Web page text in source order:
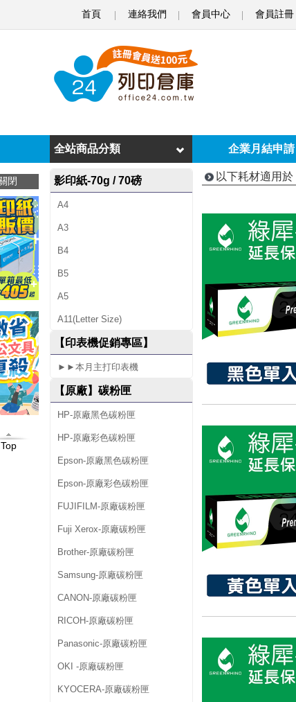
首頁 連絡我們 會員中心 會員註冊
閉
Top
n
n
i
m
a
g
N
E
R
A
D
V
A
N
C
E
D
X
C
5
8
7
0
企業月結申請
全站商品分類
影印紙-70g / 70磅
A4
A3
B4
B5
A5
A11(Letter Size)
【印表機促銷專區】
►►本月主打印表機
【原廠】碳粉匣
HP-原廠黑色碳粉匣
HP-原廠彩色碳粉匣
Epson-原廠黑色碳粉匣
Epson-原廠彩色碳粉匣
FUJIFILM-原廠碳粉匣
Fuji Xerox-原廠碳粉匣
Brother-原廠碳粉匣
Samsung-原廠碳粉匣
CANON-原廠碳粉匣
RICOH-原廠碳粉匣
Panasonic-原廠碳粉匣
OKI -原廠碳粉匣
KYOCERA-原廠碳粉匣
以下耗材適用於